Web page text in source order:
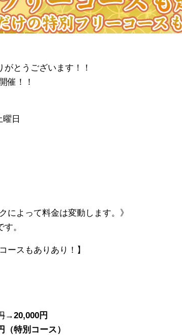
とうございます！！
催！！
日
によって料金は変動します。》
。
ースもありあり！】
→20,000円
（特別コース）